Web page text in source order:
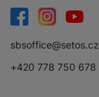
sbsoffice@setos.cz
+420 778 750 678